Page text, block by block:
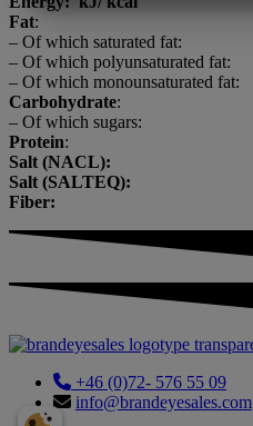
Fat:
– Of which saturated fat:
– Of which polyunsaturated fat:
– Of which monounsaturated fat:
Carbohydrate:
– Of which sugars:
Protein:
Salt (NACL):
Salt (SALTEQ):
Fiber:
+46 (0)72- 576 55 09
info@brandeyesales.com